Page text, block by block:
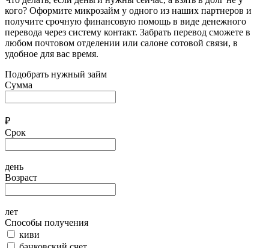
кого? Оформите микрозайм у одного из наших партнеров и
получите срочную финансовую помощь в виде денежного
перевода через систему контакт. Забрать перевод сможете в
любом почтовом отделении или салоне сотовой связи, в
удобное для вас время.
Подобрать нужный займ
Сумма
₽
Срок
день
Возраст
лет
Способы получения
киви